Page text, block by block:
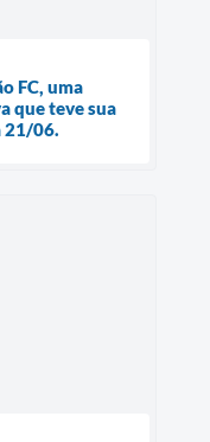
FC, uma
que teve sua
21/06.